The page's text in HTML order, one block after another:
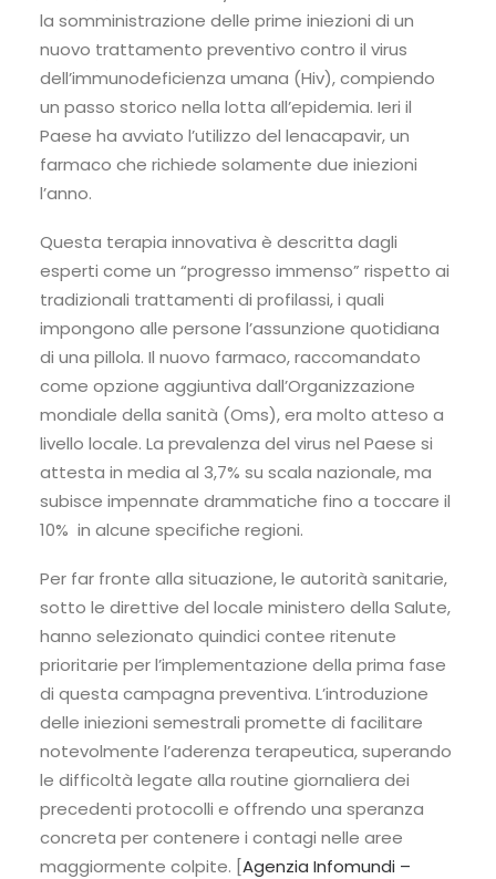
la somministrazione delle prime iniezioni di un
nuovo trattamento preventivo contro il virus
dell’immunodeficienza umana (Hiv), compiendo
un passo storico nella lotta all’epidemia. Ieri il
Paese ha avviato l’utilizzo del lenacapavir, un
farmaco che richiede solamente due iniezioni
l’anno.
Questa terapia innovativa è descritta dagli
esperti come un “progresso immenso” rispetto ai
tradizionali trattamenti di profilassi, i quali
impongono alle persone l’assunzione quotidiana
di una pillola. Il nuovo farmaco, raccomandato
come opzione aggiuntiva dall’Organizzazione
mondiale della sanità (Oms), era molto atteso a
livello locale. La prevalenza del virus nel Paese si
attesta in media al 3,7% su scala nazionale, ma
subisce impennate drammatiche fino a toccare il
10% in alcune specifiche regioni.
Per far fronte alla situazione, le autorità sanitarie,
sotto le direttive del locale ministero della Salute,
hanno selezionato quindici contee ritenute
prioritarie per l’implementazione della prima fase
di questa campagna preventiva. L’introduzione
delle iniezioni semestrali promette di facilitare
notevolmente l’aderenza terapeutica, superando
le difficoltà legate alla routine giornaliera dei
precedenti protocolli e offrendo una speranza
concreta per contenere i contagi nelle aree
maggiormente colpite. [Agenzia Infomundi –